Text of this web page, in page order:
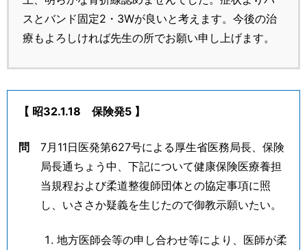
スとバンド固定2・3Wが良いと考えます。今後の治
療もよろしければ先生の所でお願い申し上げます。
【 昭32.1.18 保険発5 】
問
7月11日医発第627号による厚生省医務局長、保険
局長通ちょう中、下記について健康保険医療養担
当規程および柔道整復師団体との協定事項に照
し、いささか疑義を生じたので御教示願いたい。
地方医師会等の申し合わせ等により、医師が柔